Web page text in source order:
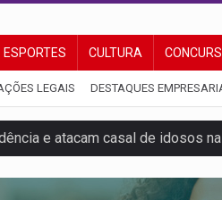
ESPORTES CULTURA
LEGAIS DESTAQUES
e atacam casal de idosos
apreendem cerca de 1kg de